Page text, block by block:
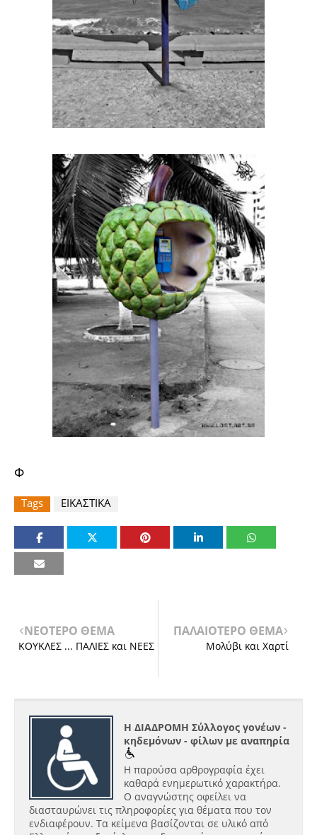
Φ
Tags ΕΙΚΑΣΤΙΚΑ
ΝΕΟΤΕΡΟ ΘΕΜΑ
ΚΟΥΚΛΕΣ ... ΠΑΛΙΕΣ και ΝΕΕΣ
ΠΑΛΑΙΟΤΕΡΟ ΘΕΜΑ
Μολύβι και Χαρτί
Η ΔΙΑΔΡΟΜΗ Σύλλογος γονέων -
κηδεμόνων - φίλων με αναπηρία
Η παρούσα αρθρογραφία έχει
καθαρά ενημερωτικό χαρακτήρα.
Ο αναγνώστης οφείλει να
διασταυρώνει τις πληροφορίες για θέματα που τον
ενδιαφέρουν. Τα κείμενα βασίζονται σε υλικό από